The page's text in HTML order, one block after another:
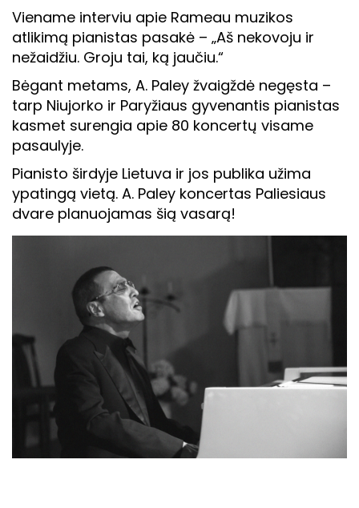
Viename interviu apie Rameau muzikos
atlikimą pianistas pasakė – „Aš nekovoju ir
nežaidžiu. Groju tai, ką jaučiu.“
Bėgant metams, A. Paley žvaigždė negęsta –
tarp Niujorko ir Paryžiaus gyvenantis pianistas
kasmet surengia apie 80 koncertų visame
pasaulyje.
Pianisto širdyje Lietuva ir jos publika užima
ypatingą vietą. A. Paley koncertas Paliesiaus
dvare planuojamas šią vasarą!